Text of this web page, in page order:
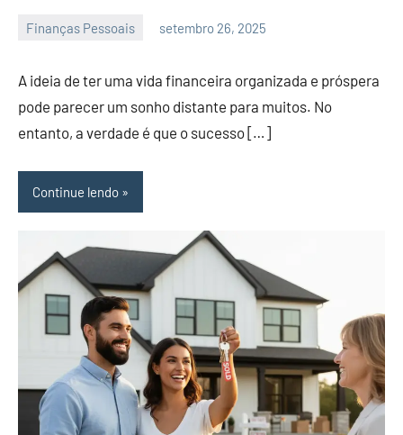
Finanças Pessoais setembro 26, 2025
A ideia de ter uma vida financeira organizada e próspera
pode parecer um sonho distante para muitos. No
entanto, a verdade é que o sucesso […]
Continue lendo